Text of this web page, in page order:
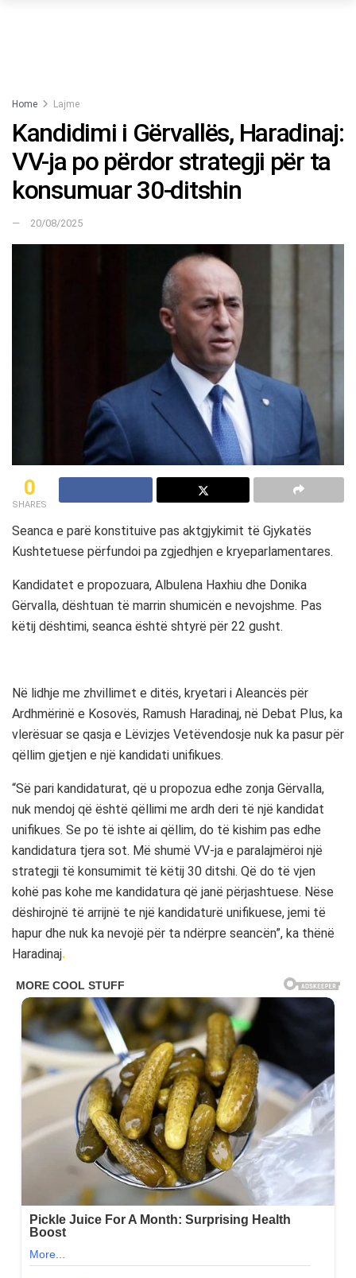
Home Lajme
Kandidimi i Gërvallës, Haradinaj:
VV-ja po përdor strategji për ta
konsumuar 30-ditshin
20/08/2025
0
SHARES
Seanca e parë konstituive pas aktgjykimit të Gjykatës
Kushtetuese përfundoi pa zgjedhjen e kryeparlamentares.
Kandidatet e propozuara, Albulena Haxhiu dhe Donika
Gërvalla, dështuan të marrin shumicën e nevojshme. Pas
këtij dështimi, seanca është shtyrë për 22 gusht.
Në lidhje me zhvillimet e ditës, kryetari i Aleancës për
Ardhmërinë e Kosovës, Ramush Haradinaj, në Debat Plus, ka
vlerësuar se qasja e Lëvizjes Vetëvendosje nuk ka pasur për
qëllim gjetjen e një kandidati unifikues.
“Së pari kandidaturat, që u propozua edhe zonja Gërvalla,
nuk mendoj që është qëllimi me ardh deri të një kandidat
unifikues. Se po të ishte ai qëllim, do të kishim pas edhe
kandidatura tjera sot. Më shumë VV-ja e paralajmëroi një
strategji të konsumimit të këtij 30 ditshi. Që do të vjen
kohë pas kohe me kandidatura që janë përjashtuese. Nëse
dëshirojnë të arrijnë te një kandidaturë unifikuese, jemi të
hapur dhe nuk ka nevojë për ta ndërpre seancën”, ka thënë
Haradinaj.